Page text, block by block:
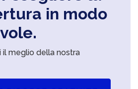
in modo
il meglio della nostra